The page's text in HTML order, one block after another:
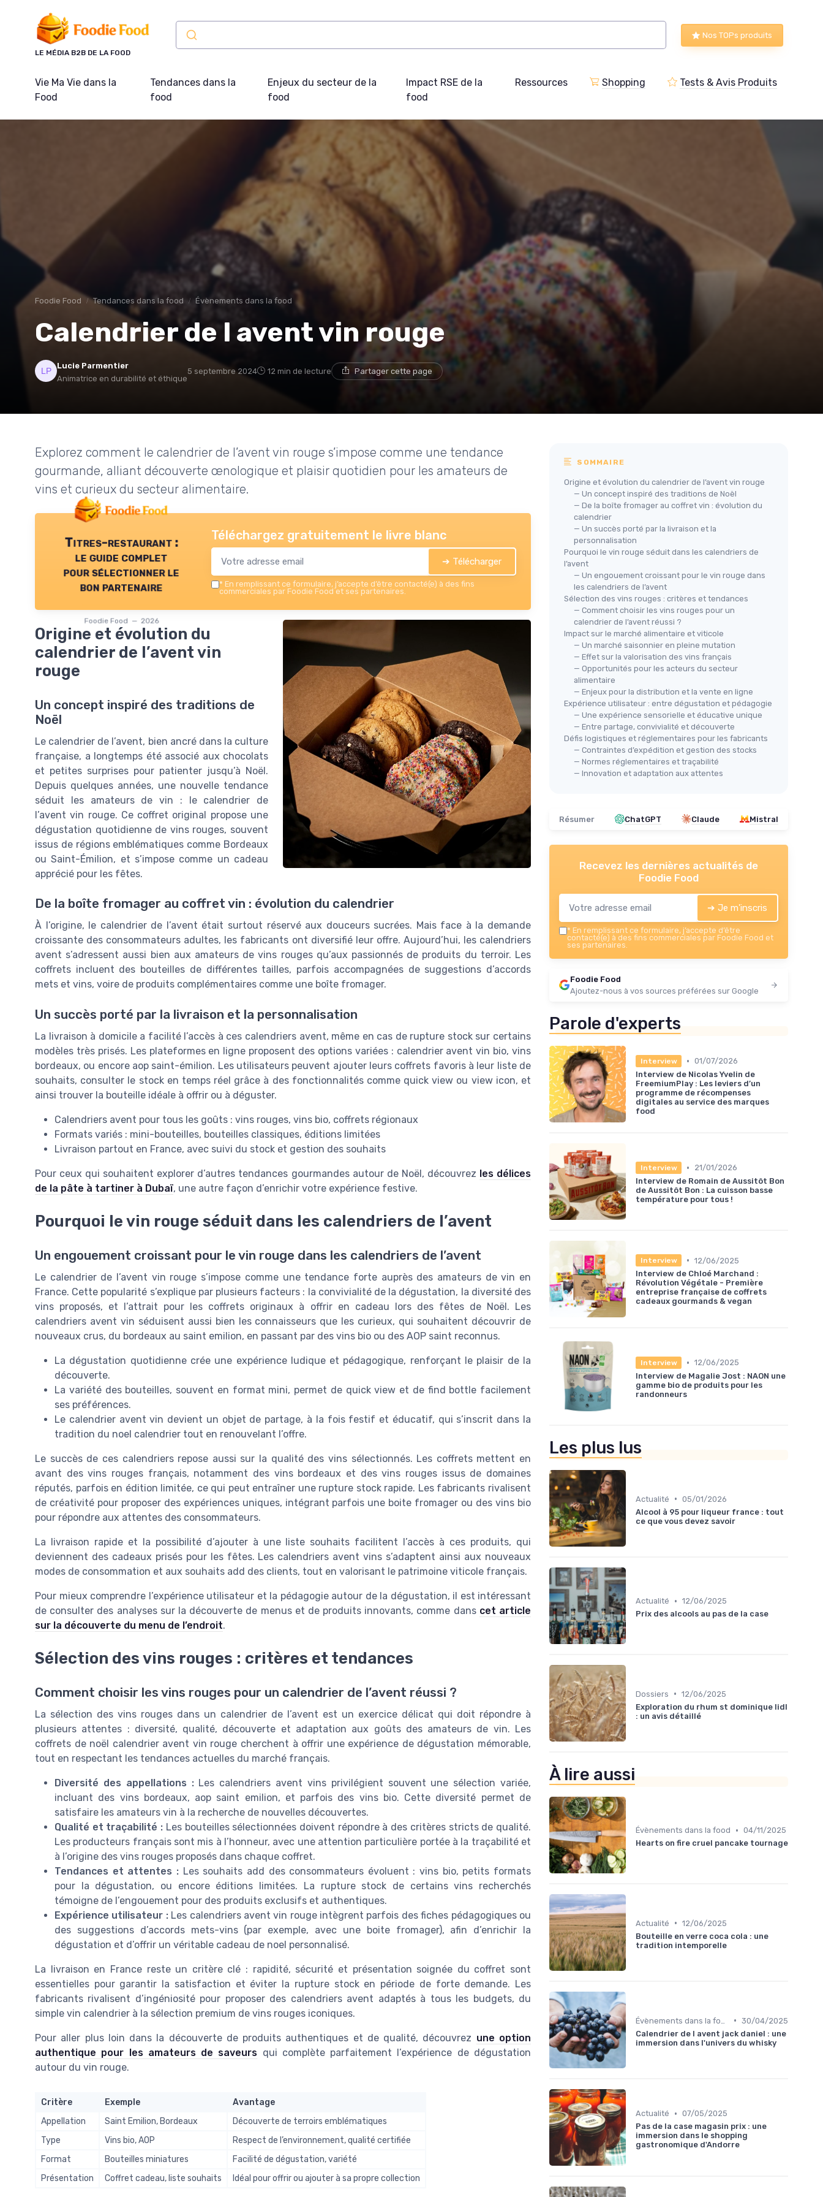
LE MÉDIA B2B DE LA FOOD
Nos TOPs produits
Vie Ma Vie dans la
Food
Tendances dans la
food
Enjeux du secteur de la
food
Impact RSE de la
food
Ressources Shopping Tests & Avis Produits
Foodie Food Tendances dans la food Évènements dans la food
Calendrier de l avent vin rouge
Lucie Parmentier
Animatrice en durabilité et éthique
5 septembre 2024 12 min de lecture Partager cette page
Explorez comment le calendrier de l’avent vin rouge s’impose comme une tendance
gourmande, alliant découverte œnologique et plaisir quotidien pour les amateurs de
vins et curieux du secteur alimentaire.
Titres-restaurant :
le guide complet
pour sélectionner le
bon partenaire
Foodie Food — 2026
Téléchargez gratuitement le livre blanc
➔ Télécharger
* En remplissant ce formulaire, j’accepte d’être contacté(e) à des fins
commerciales par Foodie Food et ses partenaires.
Origine et évolution du
calendrier de l’avent vin
rouge
Un concept inspiré des traditions de
Noël
Le calendrier de l’avent, bien ancré dans la culture
française, a longtemps été associé aux chocolats
et petites surprises pour patienter jusqu’à Noël.
Depuis quelques années, une nouvelle tendance
séduit les amateurs de vin : le calendrier de
l’avent vin rouge. Ce coffret original propose une
dégustation quotidienne de vins rouges, souvent
issus de régions emblématiques comme Bordeaux
ou Saint-Émilion, et s’impose comme un cadeau
apprécié pour les fêtes.
De la boîte fromager au coffret vin : évolution du calendrier
À l’origine, le calendrier de l’avent était surtout réservé aux douceurs sucrées. Mais face à la demande
croissante des consommateurs adultes, les fabricants ont diversifié leur offre. Aujourd’hui, les calendriers
avent s’adressent aussi bien aux amateurs de vins rouges qu’aux passionnés de produits du terroir. Les
coffrets incluent des bouteilles de différentes tailles, parfois accompagnées de suggestions d’accords
mets et vins, voire de produits complémentaires comme une boîte fromager.
Un succès porté par la livraison et la personnalisation
La livraison à domicile a facilité l’accès à ces calendriers avent, même en cas de rupture stock sur certains
modèles très prisés. Les plateformes en ligne proposent des options variées : calendrier avent vin bio, vins
bordeaux, ou encore aop saint-émilion. Les utilisateurs peuvent ajouter leurs coffrets favoris à leur liste de
souhaits, consulter le stock en temps réel grâce à des fonctionnalités comme quick view ou view icon, et
ainsi trouver la bouteille idéale à offrir ou à déguster.
Calendriers avent pour tous les goûts : vins rouges, vins bio, coffrets régionaux
Formats variés : mini-bouteilles, bouteilles classiques, éditions limitées
Livraison partout en France, avec suivi du stock et gestion des souhaits
Pour ceux qui souhaitent explorer d’autres tendances gourmandes autour de Noël, découvrez les délices
de la pâte à tartiner à Dubaï, une autre façon d’enrichir votre expérience festive.
Pourquoi le vin rouge séduit dans les calendriers de l’avent
Un engouement croissant pour le vin rouge dans les calendriers de l’avent
Le calendrier de l’avent vin rouge s’impose comme une tendance forte auprès des amateurs de vin en
France. Cette popularité s’explique par plusieurs facteurs : la convivialité de la dégustation, la diversité des
vins proposés, et l’attrait pour les coffrets originaux à offrir en cadeau lors des fêtes de Noël. Les
calendriers avent vin séduisent aussi bien les connaisseurs que les curieux, qui souhaitent découvrir de
nouveaux crus, du bordeaux au saint emilion, en passant par des vins bio ou des AOP saint reconnus.
La dégustation quotidienne crée une expérience ludique et pédagogique, renforçant le plaisir de la
découverte.
La variété des bouteilles, souvent en format mini, permet de quick view et de find bottle facilement
ses préférences.
Le calendrier avent vin devient un objet de partage, à la fois festif et éducatif, qui s’inscrit dans la
tradition du noel calendrier tout en renouvelant l’offre.
Le succès de ces calendriers repose aussi sur la qualité des vins sélectionnés. Les coffrets mettent en
avant des vins rouges français, notamment des vins bordeaux et des vins rouges issus de domaines
réputés, parfois en édition limitée, ce qui peut entraîner une rupture stockrapide. Les fabricants rivalisent
de créativité pour proposer des expériences uniques, intégrant parfois une boite fromager ou des vins bio
pour répondre aux attentes des consommateurs.
La livraison rapide et la possibilité d’ajouter à une liste souhaits facilitent l’accès à ces produits, qui
deviennent des cadeaux prisés pour les fêtes. Les calendriers avent vins s’adaptent ainsi aux nouveaux
modes de consommation et aux souhaits add des clients, tout en valorisant le patrimoine viticole français.
Pour mieux comprendre l’expérience utilisateur et la pédagogie autour de la dégustation, il est intéressant
de consulter des analyses sur la découverte de menus et de produits innovants, comme dans cet article
sur la découverte du menu de l’endroit.
Sélection des vins rouges : critères et tendances
Comment choisir les vins rouges pour un calendrier de l’avent réussi ?
La sélection des vins rouges dans un calendrier de l’avent est un exercice délicat qui doit répondre à
plusieurs attentes : diversité, qualité, découverte et adaptation aux goûts des amateurs de vin. Les
coffrets de noël calendrier avent vin rouge cherchent à offrir une expérience de dégustation mémorable,
tout en respectant les tendances actuelles du marché français.
Diversité des appellations :Les calendriers avent vins privilégient souvent une sélection variée,
incluant des vins bordeaux, aop saint emilion, et parfois des vins bio. Cette diversité permet de
satisfaire les amateurs vin à la recherche de nouvelles découvertes.
Qualité et traçabilité : Les bouteilles sélectionnées doivent répondre à des critères stricts de qualité.
Les producteurs français sont mis à l’honneur, avec une attention particulière portée à la traçabilité et
à l’origine des vins rouges proposés dans chaque coffret.
Tendances et attentes :Les souhaits add des consommateurs évoluent : vins bio, petits formats
pour la dégustation, ou encore éditions limitées. La rupture stock de certains vins recherchés
témoigne de l’engouement pour des produits exclusifs et authentiques.
Expérience utilisateur :Les calendriers avent vin rouge intègrent parfois des fiches pédagogiques ou
des suggestions d’accords mets-vins (par exemple, avec une boite fromager), afin d’enrichir la
dégustation et d’offrir un véritable cadeau de noel personnalisé.
La livraison en France reste un critère clé : rapidité, sécurité et présentation soignée du coffret sont
essentielles pour garantir la satisfaction et éviter la rupture stock en période de forte demande. Les
fabricants rivalisent d’ingéniosité pour proposer des calendriers avent adaptés à tous les budgets, du
simple vin calendrier à la sélection premium de vins rouges iconiques.
Pour aller plus loin dans la découverte de produits authentiques et de qualité, découvrez une option
authentique pour les amateurs de saveurs qui complète parfaitement l’expérience de dégustation
autour du vin rouge.
Critère Exemple
Avantage
Appellation
Saint Emilion, Bordeaux
Découverte de terroirs emblématiques
Type
Vins bio, AOP
Respect de l’environnement, qualité certifiée
Format
Bouteilles miniatures
Facilité de dégustation, variété
Présentation
Coffret cadeau, liste souhaits Idéal pour offrir ou ajouter à sa propre collection
SOMMAIRE
Origine et évolution du calendrier de l’avent vin rouge
— Un concept inspiré des traditions de Noël
— De la boîte fromager au coffret vin : évolution du
calendrier
— Un succès porté par la livraison et la
personnalisation
Pourquoi le vin rouge séduit dans les calendriers de
l’avent
— Un engouement croissant pour le vin rouge dans
les calendriers de l’avent
Sélection des vins rouges : critères et tendances
— Comment choisir les vins rouges pour un
calendrier de l’avent réussi ?
Impact sur le marché alimentaire et viticole
— Un marché saisonnier en pleine mutation
— Effet sur la valorisation des vins français
— Opportunités pour les acteurs du secteur
alimentaire
— Enjeux pour la distribution et la vente en ligne
Expérience utilisateur : entre dégustation et pédagogie
— Une expérience sensorielle et éducative unique
— Entre partage, convivialité et découverte
Défis logistiques et réglementaires pour les fabricants
— Contraintes d’expédition et gestion des stocks
— Normes réglementaires et traçabilité
— Innovation et adaptation aux attentes
Résumer ChatGPT Claude Mistral
Recevez les dernières actualités de
Foodie Food
➔ Je m'inscris
* En remplissant ce formulaire, j’accepte d’être
contacté(e) à des fins commerciales par Foodie Food et
ses partenaires.
Foodie Food
Ajoutez-nous à vos sources préférées sur Google
Parole d'experts
Interview • 01/07/2026
Interview de Nicolas Yvelin de
FreemiumPlay : Les leviers d’un
programme de récompenses
digitales au service des marques
food
Interview •
21/01/2026
Interview de Romain de Aussitôt Bon
de Aussitôt Bon : La cuisson basse
température pour tous !
Interview • 12/06/2025
Interview de Chloé Marchand :
Révolution Végétale - Première
entreprise française de coffrets
cadeaux gourmands & vegan
Interview • 12/06/2025
Interview de Magalie Jost : NAON une
gamme bio de produits pour les
randonneurs
Les plus lus
Actualité • 05/01/2026
Alcool à 95 pour liqueur france : tout
ce que vous devez savoir
Actualité • 12/06/2025
Prix des alcools au pas de la case
Dossiers • 12/06/2025
Exploration du rhum st dominique lidl
: un avis détaillé
À lire aussi
Évènements dans la food • 04/11/2025
Hearts on fire cruel pancake tournage
Actualité • 12/06/2025
Bouteille en verre coca cola : une
tradition intemporelle
• 30/04/2025
Calendrier de l avent jack daniel : une
immersion dans l'univers du whisky
Actualité • 07/05/2025
Pas de la case magasin prix : une
immersion dans le shopping
gastronomique d'Andorre